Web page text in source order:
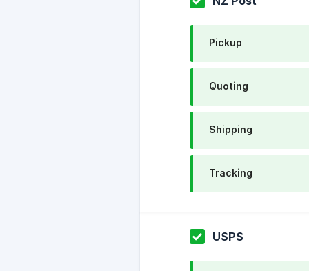
Pickup
Quoting
Shipping
Tracking
USPS